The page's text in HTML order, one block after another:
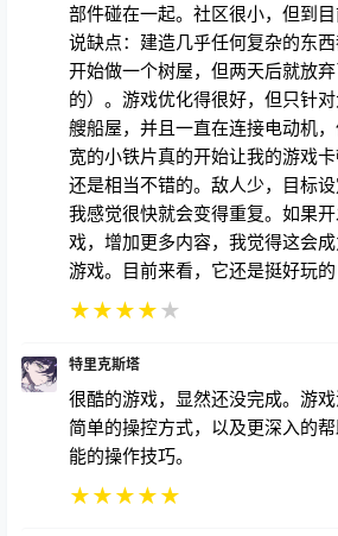
说缺点：建造几乎任何复杂的东
开始做一个树屋，但两天后就放
的）。游戏优化得很好，但只针
艘船屋，并且一直在连接电动机
宽的小铁片真的开始让我的游戏
还是相当不错的。敌人少，目标
我感觉很快就会变得重复。如果
戏，增加更多内容，我觉得这会
游戏。目前来看，它还是挺好玩
★★ ★★★
很酷的游戏，显然还没完成。游
简单的操控方式，以及更深入的
能的操作技巧。
★★★★★